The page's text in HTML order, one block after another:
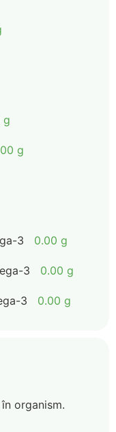
g
g
3 0.00 g
3 0.00 g
3 0.00 g
organism.